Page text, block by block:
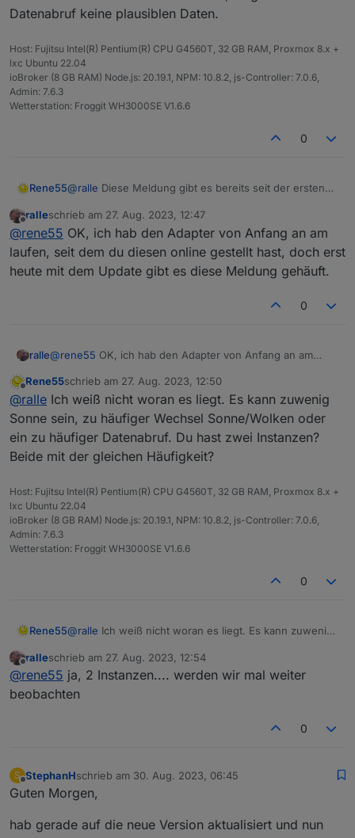
Datenabruf keine plausiblen Daten.
Host: Fujitsu Intel(R) Pentium(R) CPU G4560T, 32 GB RAM, Proxmox 8.x +
lxc Ubuntu 22.04
ioBroker (8 GB RAM) Node.js: 20.19.1, NPM: 10.8.2, js-Controller: 7.0.6,
Admin: 7.6.3
Wetterstation: Froggit WH3000SE V1.6.6
0
Rene55@ralle Diese Meldung gibt es bereits seit der ersten
sogar als Fehler, jetzt nur noch als Warnung. Liegt
wohl an der internen Datenzusammenstellung im
Wechselrichter. Nichts dramatisches, es gibt bei
diesem Datenabruf keine plausiblen Daten.
Offline
ralleschrieb am 27. Aug. 2023, 12:47
zuletzt editiert von
@rene55 OK, ich hab den Adapter von Anfang an am
laufen, seit dem du diesen online gestellt hast, doch erst
heute mit dem Update gibt es diese Meldung gehäuft.
0
ralle@rene55 OK, ich hab den Adapter von Anfang an am
heute mit dem Update gibt es diese Meldung gehäuft.
Offline
Rene55schrieb am 27. Aug. 2023, 12:50
zuletzt editiert von
@ralle Ich weiß nicht woran es liegt. Es kann zuwenig
Sonne sein, zu häufiger Wechsel Sonne/Wolken oder
ein zu häufiger Datenabruf. Du hast zwei Instanzen?
Beide mit der gleichen Häufigkeit?
Host: Fujitsu Intel(R) Pentium(R) CPU G4560T, 32 GB RAM, Proxmox 8.x +
lxc Ubuntu 22.04
ioBroker (8 GB RAM) Node.js: 20.19.1, NPM: 10.8.2, js-Controller: 7.0.6,
Admin: 7.6.3
Wetterstation: Froggit WH3000SE V1.6.6
0
Rene55@ralle Ich weiß nicht woran es liegt. Es kann zuwenig
ein zu häufiger Datenabruf. Du hast zwei Instanzen?
Beide mit der gleichen Häufigkeit?
Offline
ralleschrieb am 27. Aug. 2023, 12:54
zuletzt editiert von
@rene55 ja, 2 Instanzen.... werden wir mal weiter
beobachten
0
S
Offline
StephanHschrieb am 30. Aug. 2023, 06:45
zuletzt editiert von
Guten Morgen,
hab gerade auf die neue Version aktualisiert und nun